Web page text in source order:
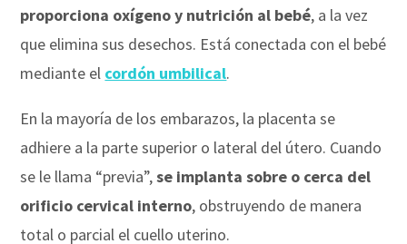
proporciona oxígeno y nutrición al bebé, a la vez
que elimina sus desechos. Está conectada con el bebé
mediante el cordón umbilical.
En la mayoría de los embarazos, la placenta se
adhiere a la parte superior o lateral del útero. Cuando
se le llama “previa”,se implanta sobre o cerca del
orificio cervical interno, obstruyendo de manera
total o parcial el cuello uterino.